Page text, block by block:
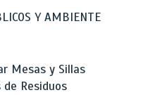
Y AMBIENTE
Mesas y Sillas
Residuos